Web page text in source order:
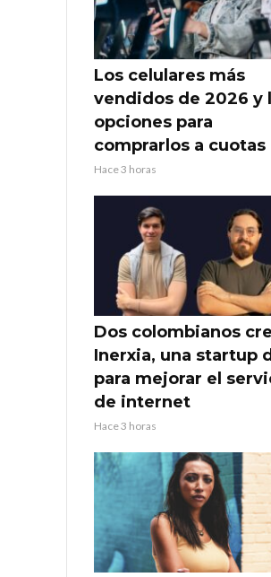
Los celulares más
vendidos de 2026 y
opciones para
comprarlos a cuotas
Hace 3 horas
Dos colombianos
Inerxia, una startup
para mejorar el
de internet
Hace 3 horas